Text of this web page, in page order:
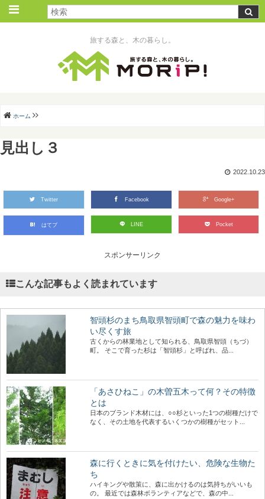
旅する森と、木の暮らし。
ホーム
見出し３
2022.10.23
Twitter Facebook Google+
はてブ LINE Pocket
スポンサーリンク
こんな記事もよく読まれています
智頭杉のまち鳥取県智頭町で森の魅力を味わ
い尽くす旅
古くからの林業地として知られる、鳥取県智頭（ちづ）
町。 そこで育った杉は「智頭杉」と呼ばれ、品...
「あさひねこ」の木曽五木って何？その特徴
とは
日本のブランド木材には、○○杉といった1つの樹種だけで
なく、その土地を代表するいくつかの樹種がセット...
森に行くときに気を付けたい、危険な生物た
ち
ハイキングや散策に、森に出かけるのは気持ちがいいも
の。 最近では森林ボランティアなどで、森の中...